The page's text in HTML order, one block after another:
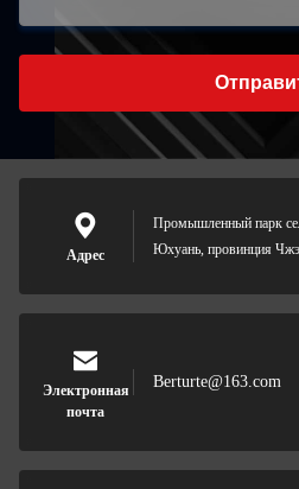
Адрес
Промышленный парк
Юхуань, провинция
Электронная
почта
Berturte@163.com